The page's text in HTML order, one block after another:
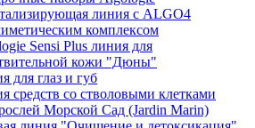
линия с ALGO4
комплексом
Sensi Plus линия для
кожи "Дюны"
для глаз и губ
средств со стволовыми клетками
Морской Сад (Jardin Marin)